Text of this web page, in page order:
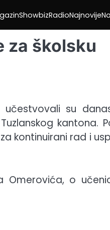
ShowbizRadioNajnovije
za školsku
učestvovali su
kantona.
kontinuirani rad i
Omerovića, o